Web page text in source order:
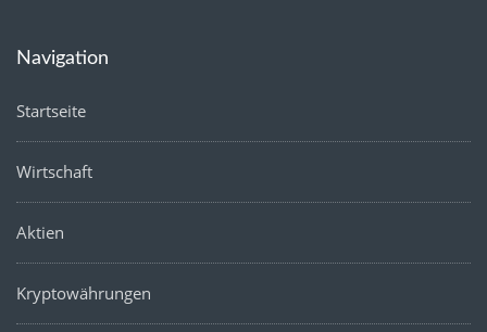
Navigation
Startseite
Wirtschaft
Aktien
Kryptowährungen